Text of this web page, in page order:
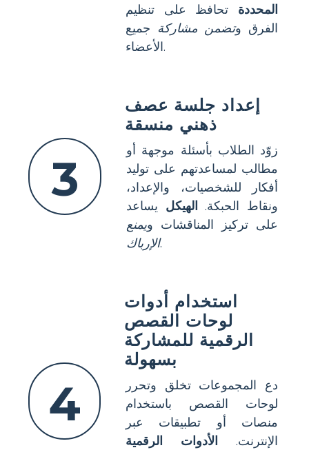
المحددة تحافظ على تنظيم
الفرق وتضمن مشاركة جميع
الأعضاء.
3
إعداد جلسة عصف
ذهني منسقة
زوّد الطلاب بأسئلة موجهة أو
مطالب لمساعدتهم على توليد
أفكار للشخصيات، والإعداد،
ونقاط الحبكة. الهيكل يساعد
على تركيز المناقشات ويمنع
الإرباك.
4
استخدام أدوات
لوحات القصص
الرقمية للمشاركة
بسهولة
دع المجموعات تخلق وتحرر
لوحات القصص باستخدام
منصات أو تطبيقات عبر
الإنترنت. الأدوات الرقمية